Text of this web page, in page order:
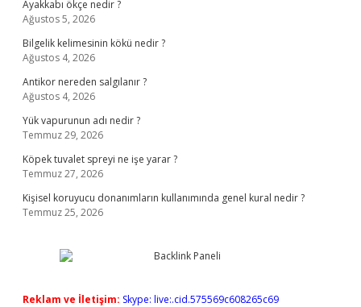
Ayakkabı ökçe nedir ?
Ağustos 5, 2026
Bilgelik kelimesinin kökü nedir ?
Ağustos 4, 2026
Antikor nereden salgılanır ?
Ağustos 4, 2026
Yük vapurunun adı nedir ?
Temmuz 29, 2026
Köpek tuvalet spreyi ne işe yarar ?
Temmuz 27, 2026
Kişisel koruyucu donanımların kullanımında genel kural nedir ?
Temmuz 25, 2026
Reklam ve İletişim: Skype: live:.cid.575569c608265c69